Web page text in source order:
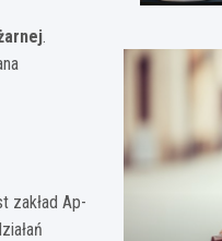
.
zakład Ap-